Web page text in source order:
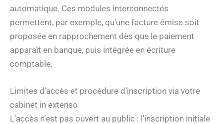
automatique. Ces modules interconnectés
permettent, par exemple, qu’une facture émise soit
proposée en rapprochement dès que le paiement
apparaît en banque, puis intégrée en écriture
comptable.
Limites d’accès et procédure d’inscription via votre
cabinet in extenso
L’accès n’est pas ouvert au public : l’inscription initiale